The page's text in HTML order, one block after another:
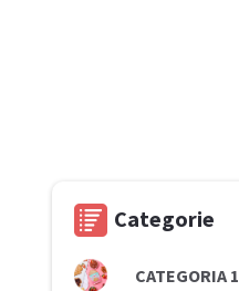
Categorie
CATEGORIA 1